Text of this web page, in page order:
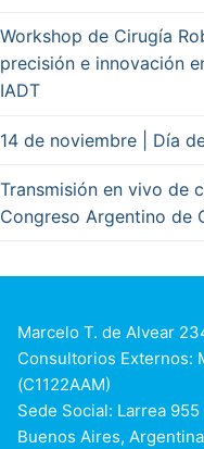
Workshop de Cirugía
precisión e innovación
IADT
14 de noviembre | Día
Transmisión en vivo de
Congreso Argentino de
Marcelo T. de Alvear
Consultorios Externos:
(C1122AAM)
Sede Social: Larrea 955
Buenos Aires,